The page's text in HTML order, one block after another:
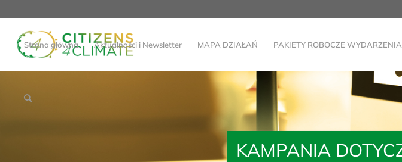
Strona główna Aktualności i Newsletter MAPA DZIAŁAŃ PAKIETY ROBOCZE WYDARZENIA
KAMPANIA